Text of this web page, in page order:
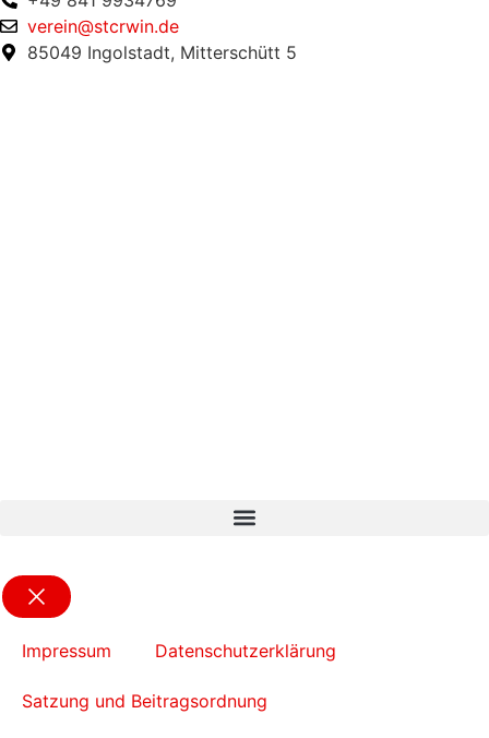
verein@stcrwin.de
85049 Ingolstadt, Mitterschütt 5
Impressum Datenschutzerklärung
Satzung und Beitragsordnung